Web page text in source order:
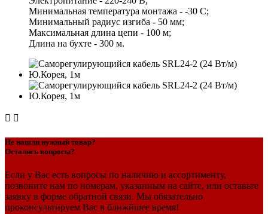
Минимальная температура монтажа - -30 С;
Минимальный радиус изгиба - 50 мм;
Максимальная длина цепи - 100 м;
Длина на бухте - 300 м.
 
Не нашли нужный товар?
Остались вопросы?
Если у Вас есть вопросы по наличию и ассортименту,
позвоните нам по номерам, указанным на сайте, или оставьте
заявку в форме обратной связи. Мы обязательно
проконсультируем Вас в ближйшее время!